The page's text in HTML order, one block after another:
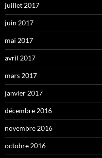
juillet 2017
juin 2017
mai 2017
avril 2017
mars 2017
janvier 2017
décembre 2016
novembre 2016
octobre 2016